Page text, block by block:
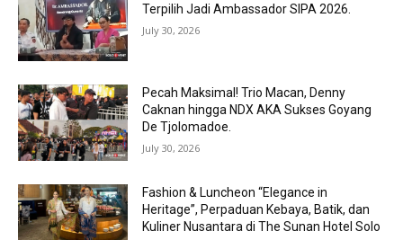
Terpilih Jadi Ambassador SIPA 2026.
July 30, 2026
Pecah Maksimal! Trio Macan, Denny
Caknan hingga NDX AKA Sukses Goyang
De Tjolomadoe.
July 30, 2026
Fashion & Luncheon “Elegance in
Heritage”, Perpaduan Kebaya, Batik, dan
Kuliner Nusantara di The Sunan Hotel Solo